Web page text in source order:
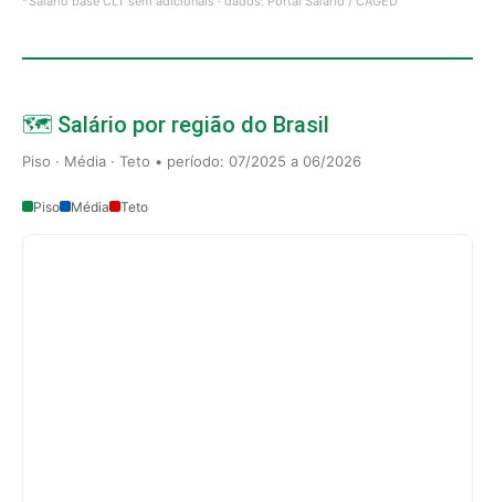
🗺️ Salário por região do Brasil
Piso · Média · Teto • período: 07/2025 a 06/2026
Piso Média Teto